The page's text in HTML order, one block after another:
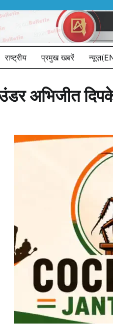
राष्ट्रीय प्रमुख खबरें
अभिजीत